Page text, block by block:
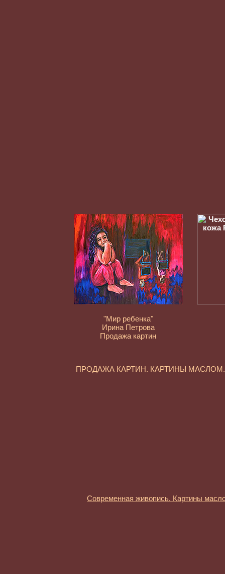
"Мир ребенка"
Ирина Петрова
Продажа картин
ПРОДАЖА КАРТИН. КАРТИНЫ
Современная живопись. Картины